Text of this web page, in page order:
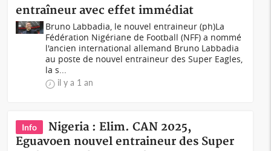
entraîneur avec effet immédiat
Bruno Labbadia, le nouvel entraineur (ph)La
Fédération Nigériane de Football (NFF) a nommé
l'ancien international allemand Bruno Labbadia
au poste de nouvel entraineur des Super Eagles,
la s...
il y a 1 an
Info
Nigeria : Elim. CAN 2025,
Eguavoen nouvel entraineur des Super